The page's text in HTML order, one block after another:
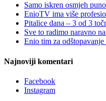
Samo iskren osmjeh
EnioTV ima više
Pitalice dana – 3 od 3
Sve to radimo naravno
Enio tim za
Najnoviji komentari
Facebook
Instagram